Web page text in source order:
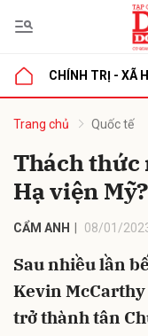
CHÍNH TRỊ - XÃ
Trang chủ Quốc tế
Thách thức
Hạ viện Mỹ?
CẨM ANH 08/01/
Sau nhiều lần
Kevin McCarthy
trở thành tân
luận